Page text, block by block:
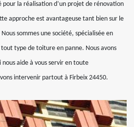
la réalisation d’un projet de rénovation
approche est avantageuse tant bien sur le
sommes une société, spécialisée en
type de toiture en panne. Nous avons
aide à vous servir en toute
intervenir partout à Firbeix 24450.